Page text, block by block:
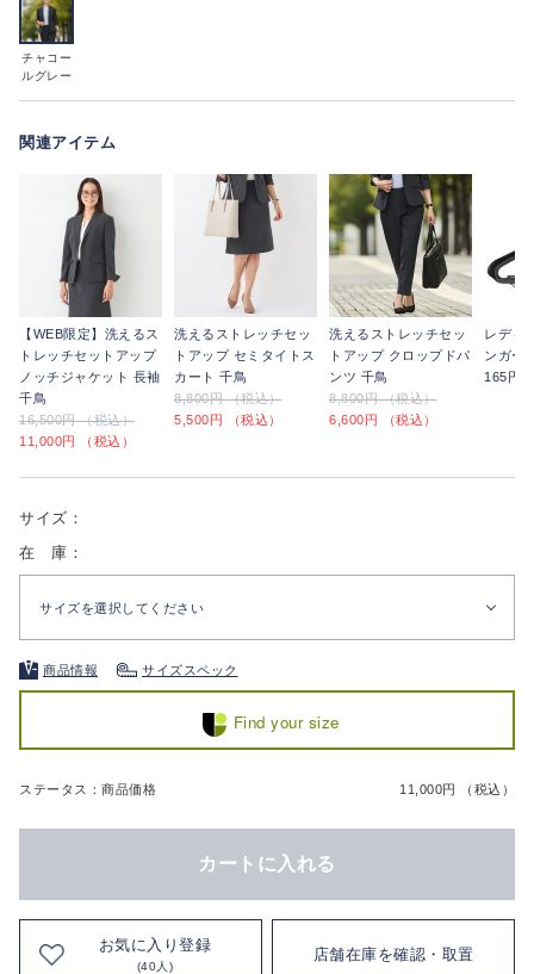
チャコー
ルグレー
関連アイテム
【WEB限定】洗えるス
トレッチセットアップ
ノッチジャケット 長袖
千鳥
16,500円 （税込）
11,000円 （税込）
洗えるストレッチセッ
トアップ セミタイトス
カート 千鳥
8,800円 （税込）
5,500円 （税込）
洗えるストレッチセッ
トアップ クロップドパ
ンツ 千鳥
8,800円 （税込）
6,600円 （税込）
レディ
ンガー
165円
サイズ：
在 庫：
サイズを選択してください
商品情報 サイズスペック
Find your size
ステータス：商品価格 11,000円 （税込）
カートに入れる
お気に入り登録
(40人)
店舗在庫を確認・取置